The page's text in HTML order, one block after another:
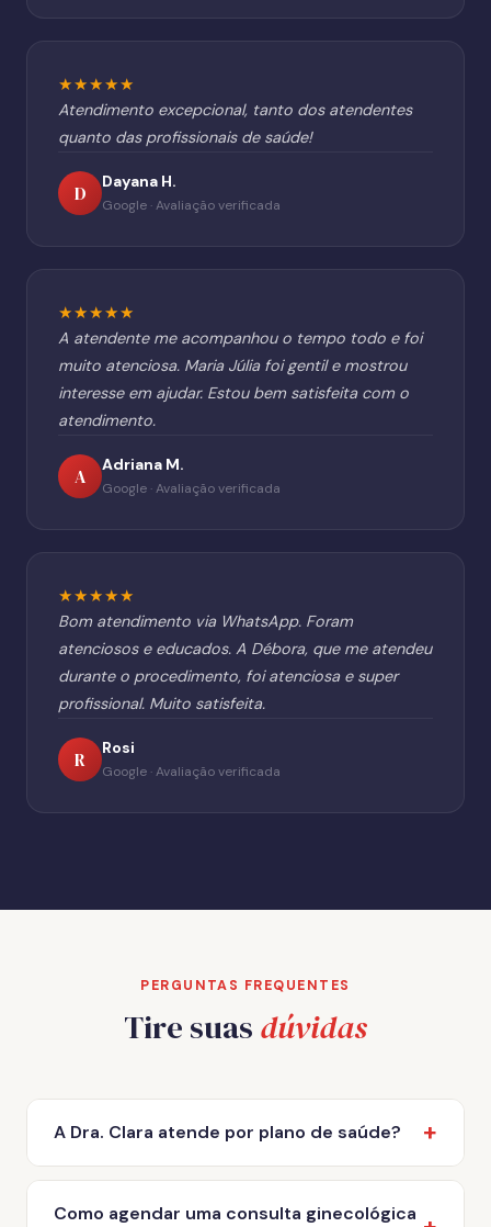
★★★★★
Atendimento excepcional, tanto dos atendentes
quanto das profissionais de saúde!
D Dayana H.
Google · Avaliação verificada
★★★★★
A atendente me acompanhou o tempo todo e foi
muito atenciosa. Maria Júlia foi gentil e mostrou
interesse em ajudar. Estou bem satisfeita com o
atendimento.
A Adriana M.
Google · Avaliação verificada
★★★★★
Bom atendimento via WhatsApp. Foram
atenciosos e educados. A Débora, que me atendeu
durante o procedimento, foi atenciosa e super
profissional. Muito satisfeita.
R Rosi
Google · Avaliação verificada
PERGUNTAS FREQUENTES
Tire suas dúvidas
A Dra. Clara atende por plano de saúde?
Como agendar uma consulta ginecológica